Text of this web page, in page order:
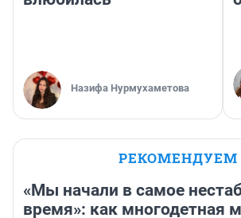
Назифа Нурмухаметова
РЕКОМЕНДУЕМ
«Мы начали в самое
время»: как многодетная